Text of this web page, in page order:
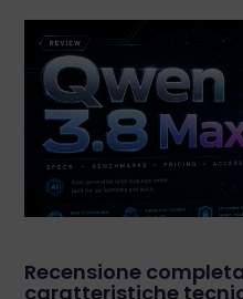
Recensione
caratteristiche